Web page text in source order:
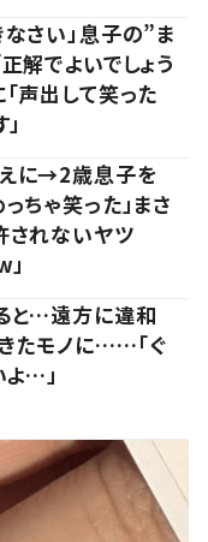
さい」息子の”ま
解でよいでしょう
声出して笑った
に→2歳息子を
ちゃ笑った」まさ
されないヤツ
と…遠方に違和
たモノに……「ぐ
よ…」